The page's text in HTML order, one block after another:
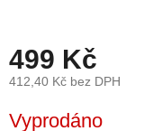
Přihlášení
499 Kč
412,40 Kč bez DPH
cena:
Vyprodáno